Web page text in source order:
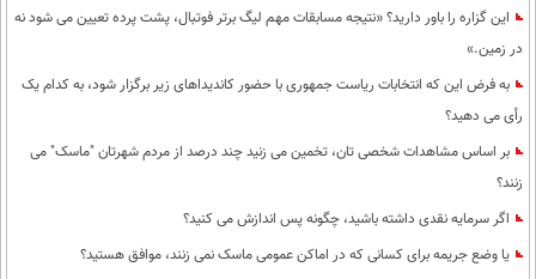
این گزاره را باور دارید؟ «نتیجه مسابقات مهم لیگ برتر فوتبال، پشت پرده تعیین می شود نه
در زمین.»
به فرض این که انتخابات ریاست جمهوری با حضور کاندیداهای زیر برگزار شود، به کدام یک
رأی می دهید؟
بر اساس مشاهدات شخصی تان، تخمین می زنید چند درصد از مردم شهرتان "ماسک" می
زنند؟
اگر سرمایه نقدی داشته باشید، چگونه پس اندازش می کنید؟
یا وضع جریمه برای کسانی که در اماکن عمومی ماسک نمی زنند، موافق هستید؟